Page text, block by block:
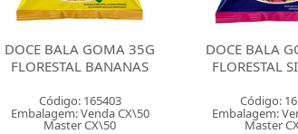
GOMA 35G
BANANAS
165403
Venda CX\50
CX\50
DOCE BALA GOMA 35G
FLORESTAL SININHOS
Código: 165401
Embalagem: Venda CX\50
Master CX\50